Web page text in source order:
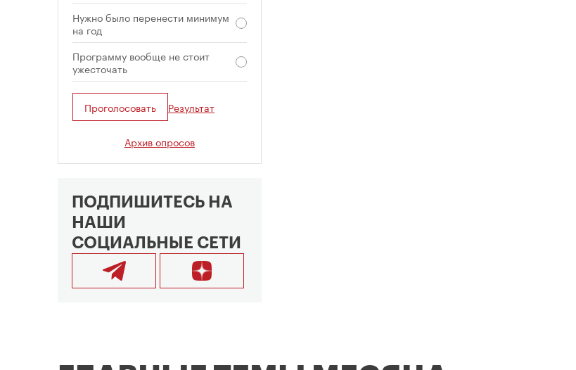
Нужно было перенести минимум
на год
Программу вообще не стоит
ужесточать
Проголосовать Результат
Архив опросов
ПОДПИШИТЕСЬ НА
НАШИ
СОЦИАЛЬНЫЕ СЕТИ